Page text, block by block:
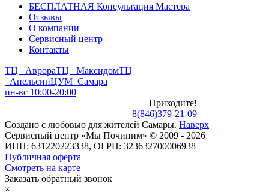
БЕСПЛАТНАЯ Консультация Мастера
Отзывы
О компании
Сервисный центр
Контакты
ТЦ АврораТЦ МаксидомТЦ
АпельсинЦУМ Самара
пн-вс 10:00-20:00
Приходите!
8(846)379-21-09
Создано с любовью для жителей Самары. Наверх
Сервисный центр «Мы Починим» © 2009 - 2026
ИНН: 631220223338, ОГРН: 323632700006938
Публичная оферта
Смотреть на карте
Заказать обратный звонок
×